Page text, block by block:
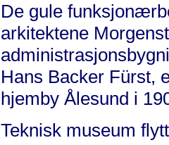
De gule
arkitektene
Hans Backer Fürst,
hjemby Ålesund i
Teknisk museum